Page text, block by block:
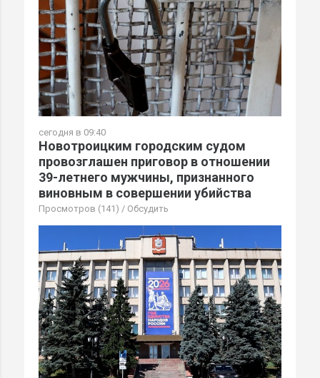
сегодня в 09:40
Новотроицким городским судом
провозглашен приговор в отношении
39-летнего мужчины, признанного
виновным в совершении убийства
Просмотров (141) / Обсудить